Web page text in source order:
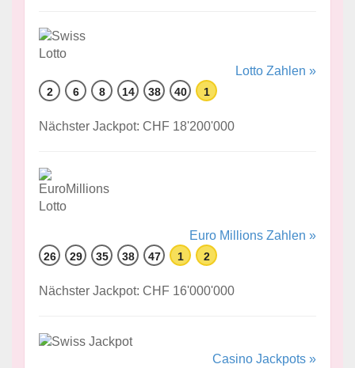
Lotto Zahlen »
2 6 8 14 38 40 1
Nächster Jackpot: CHF 18'200'000
Euro Millions Zahlen »
26 29 35 38 47 1 2
Nächster Jackpot: CHF 16'000'000
Casino Jackpots »